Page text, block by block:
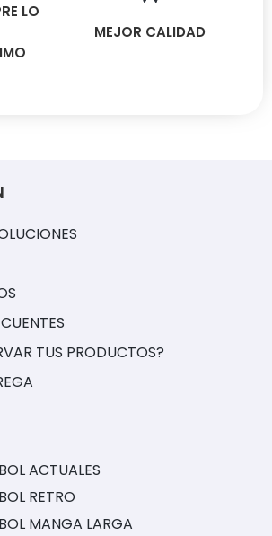
LO
MEJOR CALIDAD
TUS PRODUCTOS?
ACTUALES
RETRO
MANGA LARGA